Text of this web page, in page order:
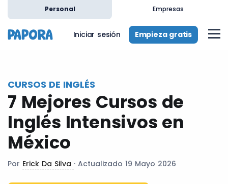
Personal Empresas
Iniciar sesión Empieza gratis
CURSOS DE INGLÉS
7 Mejores Cursos de
Inglés Intensivos en
México
Por Erick Da Silva · Actualizado 19 Mayo 2026